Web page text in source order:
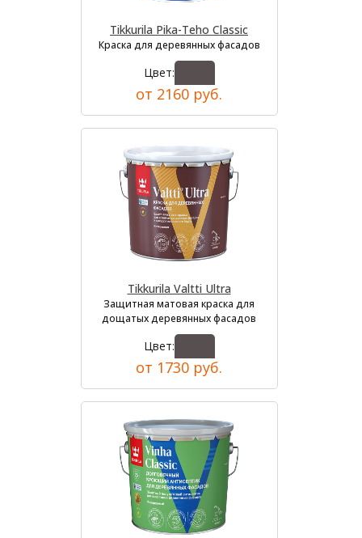
Tikkurila Pika-Teho Classic
Краска для деревянных фасадов
Цвет:
от 2160 руб.
Tikkurila Valtti Ultra
Защитная матовая краска для
дощатых деревянных фасадов
Цвет:
от 1730 руб.